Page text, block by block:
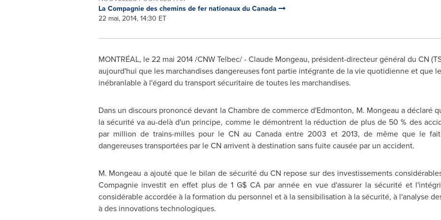
La Compagnie des chemins de fer nationaux du Canada
22 mai, 2014, 14:30 ET
MONTRÉAL, le 22 mai 2014 /CNW Telbec/ -Claude Mongeau, président-directeur général du CN
aujourd'hui que les marchandises dangereuses font partie intégrante de la vie quotidienne et que
inébranlable à l'égard du transport sécuritaire de toutes les marchandises.
Dans un discours prononcé devant laChambre decommerce d'Edmonton, M. Mongeau a déclaré
la sécurité va au-delà d'un principe, comme le démontrent la réduction de plus de 50 % des
par million de trains-milles pour le CN auCanada entre2003 et2013, de même que le fait
dangereuses transportées par le CN arrivent à destination sans fuite causée par un accident.
M. Mongeau a ajouté que le bilan de sécurité du CN repose sur des investissements
Compagnie investit en effet plus de 1 G$ CA par année en vue d'assurer la sécurité et
considérable accordée à la formation du personnel et à la sensibilisation à la sécurité, à l'analyse
à des innovations technologiques.